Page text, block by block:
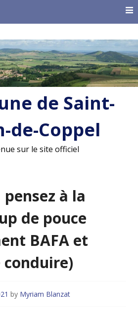
de Saint-
de-Coppel
sur le site officiel
pensez à la
de pouce
BAFA et
by Myriam Blanzat